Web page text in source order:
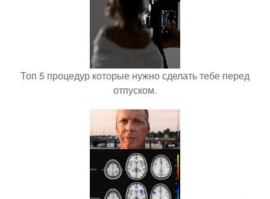
Топ 5 процедур которые нужно сделать тебе перед
отпуском.